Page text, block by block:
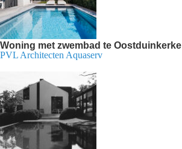
Woning met zwembad te Oostduinkerke
PVL Architecten Aquaserv